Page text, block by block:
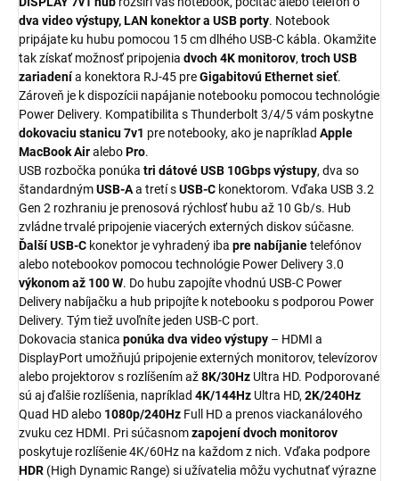
dva video výstupy, LAN konektor a USB porty. Notebook
pripájate ku hubu pomocou 15 cm dlhého USB-C kábla. Okamžite
tak získať možnosť pripojenia dvoch 4K monitorov, troch USB
zariadenía konektora RJ-45 preGigabitovú Ethernet sieť.
Zároveň je k dispozícii napájanie notebooku pomocou technológie
Power Delivery. Kompatibilita s Thunderbolt 3/4/5 vám poskytne
dokovaciu stanicu 7v1 pre notebooky, ako je napríklad Apple
MacBook AiraleboPro.
USB rozbočka ponúka tri dátové USB 10Gbps výstupy, dva so
štandardnýmUSB-Aa tretí sUSB-C konektorom. Vďaka USB 3.2
Gen 2 rozhraniu je prenosová rýchlosť hubu až 10 Gb/s. Hub
zvládne trvalé pripojenie viacerých externých diskov súčasne.
Ďalší USB-C konektor je vyhradený iba pre nabíjanietelefónov
alebo notebookov pomocou technológie Power Delivery 3.0
výkonom až 100 W. Do hubu zapojíte vhodnú USB-C Power
Delivery nabíjačku a hub pripojíte k notebooku s podporou Power
Delivery. Tým tiež uvoľníte jeden USB-C port.
Dokovacia stanica ponúka dva video výstupy – HDMI a
DisplayPort umožňujú pripojenie externých monitorov, televízorov
alebo projektorov s rozlíšením až8K/30Hz Ultra HD. Podporované
sú aj ďalšie rozlíšenia, napríklad 4K/144Hz Ultra HD, 2K/240Hz
Quad HD alebo 1080p/240Hz Full HD a prenos viackanálového
zvuku cez HDMI. Pri súčasnomzapojení dvoch monitorov
poskytuje rozlíšenie 4K/60Hz na každom z nich. Vďaka podpore
HDR (High Dynamic Range) si užívatelia môžu vychutnať výrazne